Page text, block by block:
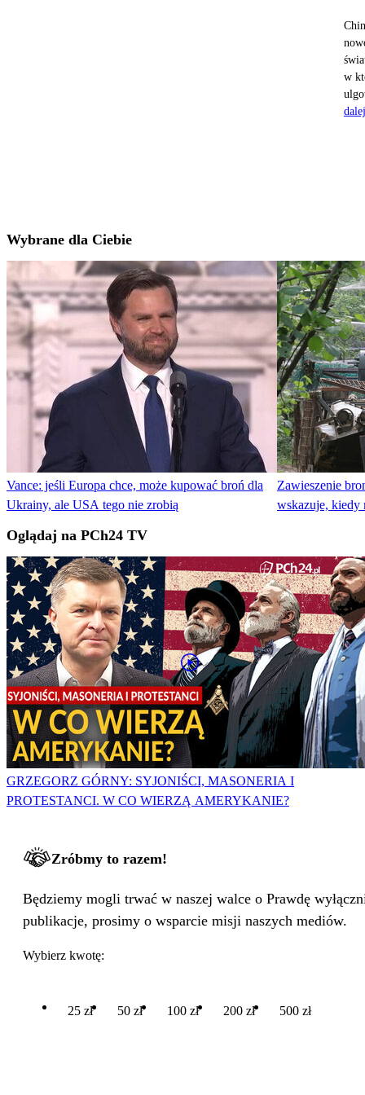
w
dalej
Wybrane dla Ciebie
Vance: jeśli Europa chce, może kupować broń dla
Ukrainy, ale USA tego nie zrobią
Zawieszenie
wskazuje, kiedy
Oglądaj na PCh24 TV
GRZEGORZ GÓRNY: SYJONIŚCI, MASONERIA I
PROTESTANCI. W CO WIERZĄ AMERYKANIE?
Zróbmy to razem!
Będziemy mogli trwać w naszej walce o Prawdę
publikacje, prosimy o wsparcie misji naszych mediów.
Wybierz kwotę:
25 zł 50 zł 100 zł 200 zł 500 zł